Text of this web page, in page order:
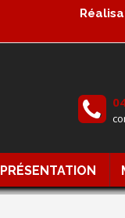
PRÉSENTATION